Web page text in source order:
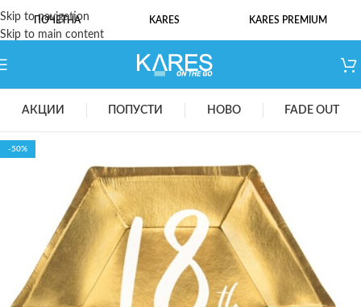
Skip to navigation
Skip to main content
ПОЧЕТНА KARES KARES PREMIUM
АКЦИИ ПОПУСТИ НОВО FADE OUT
-50%